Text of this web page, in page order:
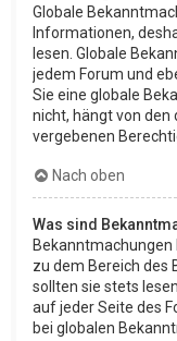
Globale
Informationen,
lesen. Globale
jedem Forum und
Sie eine globale
nicht, hängt von
vergebenen
Nach oben
Was sind
zu dem Bereich des
sollten sie stets
auf jeder Seite des
bei globalen